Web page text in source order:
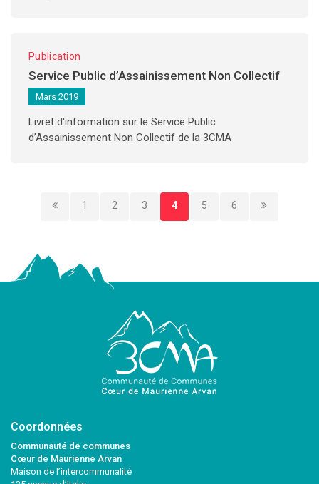
Publication
Service Public d’Assainissement Non Collectif
Mars 2019
Livret d'information sur le Service Public
d’Assainissement Non Collectif de la 3CMA
1 2 3 4 5 6
Coordonnées
Communauté de communes
Cœur de Maurienne Arvan
Maison de l’intercommunalité